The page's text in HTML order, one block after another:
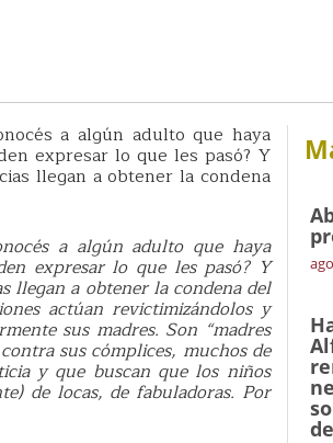
a algún adulto que haya
expresar lo que les pasó? Y
llegan a obtener la condena
a algún adulto que haya
expresar lo que les pasó? Y
llegan a obtener la condena del
actúan revictimizándolos y
sus madres. Son “madres
sus cómplices, muchos de
y que buscan que los niños
de locas, de fabuladoras. Por